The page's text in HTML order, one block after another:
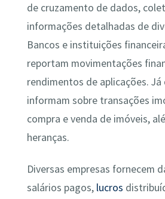
de cruzamento de dados,
informações detalhadas de
Bancos e instituições
reportam movimentações
rendimentos de aplicações.
informam sobre transações
compra e venda de imóveis,
heranças.
Diversas empresas fornecem
salários pagos, lucros